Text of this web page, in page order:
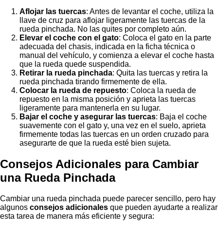
Aflojar las tuercas: Antes de levantar el coche, utiliza la
llave de cruz para aflojar ligeramente las tuercas de la
rueda pinchada. No las quites por completo aún.
Elevar el coche con el gato: Coloca el gato en la parte
adecuada del chasis, indicada en la ficha técnica o
manual del vehículo, y comienza a elevar el coche hasta
que la rueda quede suspendida.
Retirar la rueda pinchada: Quita las tuercas y retira la
rueda pinchada tirando firmemente de ella.
Colocar la rueda de repuesto: Coloca la rueda de
repuesto en la misma posición y aprieta las tuercas
ligeramente para mantenerla en su lugar.
Bajar el coche y asegurar las tuercas: Baja el coche
suavemente con el gato y, una vez en el suelo, aprieta
firmemente todas las tuercas en un orden cruzado para
asegurarte de que la rueda esté bien sujeta.
Consejos Adicionales para Cambiar
una Rueda Pinchada
Cambiar una rueda pinchada puede parecer sencillo, pero hay
algunos consejos adicionales que pueden ayudarte a realizar
esta tarea de manera más eficiente y segura: